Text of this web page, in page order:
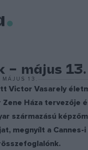
– május 13.
13.
Victor Vasarely
Zene Háza tervezője
származású
megnyílt a Cannes-